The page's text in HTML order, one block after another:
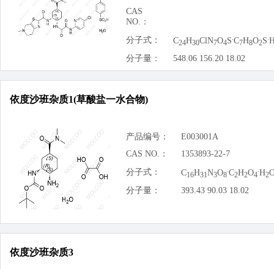
CAS
NO.：
分子式：
C24H30ClN7O4S.C7H8O2S.
分子量：
548.06 156.20 18.02
依度沙班杂质1(草酸盐一水合物)
产品编号：
E003001A
CAS NO.：
1353893-22-7
分子式：
C16H31N3O8
.C2H2O4
.H2
分子量：
393.43 90.03 18.02
依度沙班杂质3